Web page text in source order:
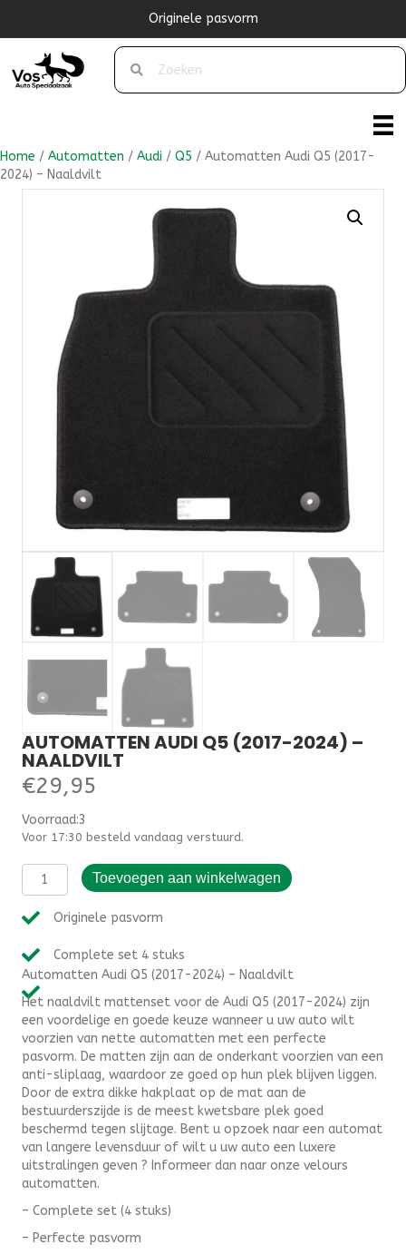
Originele pasvorm
Home / Automatten / Audi / Q5 / Automatten Audi Q5 (2017-
2024) – Naaldvilt
AUTOMATTEN AUDI Q5 (2017-2024) –
NAALDVILT
€29,95
Voorraad:3
Voor 17:30 besteld vandaag verstuurd.
Automatten
Audi
Q5
(2017-
-
Naaldvilt
aantal
Toevoegen aan winkelwagen
Originele pasvorm
Complete set 4 stuks
Automatten Audi Q5 (2017-2024) – Naaldvilt
Het naaldvilt mattenset voor de Audi Q5 (2017-2024) zijn
een voordelige en goede keuze wanneer u uw auto wilt
voorzien van nette automatten met een perfecte
pasvorm. De matten zijn aan de onderkant voorzien van een
anti-sliplaag, waardoor ze goed op hun plek blijven liggen.
Door de extra dikke hakplaat op de mat aan de
bestuurderszijde is de meest kwetsbare plek goed
beschermd tegen slijtage. Bent u opzoek naar een automat
van langere levensduur of wilt u uw auto een luxere
uitstralingen geven ? Informeer dan naar onze velours
automatten.
– Complete set (4 stuks)
– Perfecte pasvorm